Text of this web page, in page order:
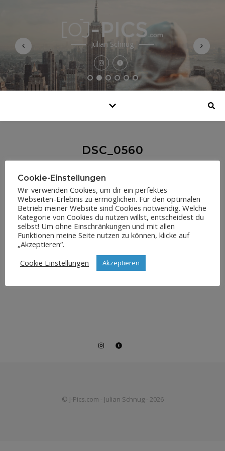
Julian Schnug
DSC_0560
© J-Pics.com - Julian Schnug - 2026
Cookie-Einstellungen
Wir verwenden Cookies, um dir ein perfektes
Webseiten-Erlebnis zu ermöglichen. Für den optimalen
Betrieb meiner Website sind Cookies notwendig. Welche
Kategorie von Cookies du nutzen willst, entscheidest du
selbst! Um ohne Einschränkungen und mit allen
Funktionen meine Seite nutzen zu können, klicke auf
„Akzeptieren“.
Cookie Einstellungen
Akzeptieren